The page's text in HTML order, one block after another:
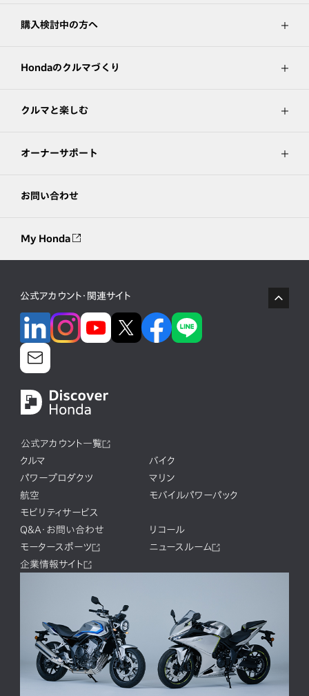
購入検討中の方へ
Hondaのクルマづくり
クルマと楽しむ
オーナーサポート
お問い合わせ
My Honda
公式アカウント・関連サイト
公式アカウント一覧
クルマ
バイク
パワープロダクツ
マリン
航空
モバイルパワーパック
モビリティサービス
Q&A・お問い合わせ
リコール
モータースポーツ
ニュースルーム
企業情報サイト